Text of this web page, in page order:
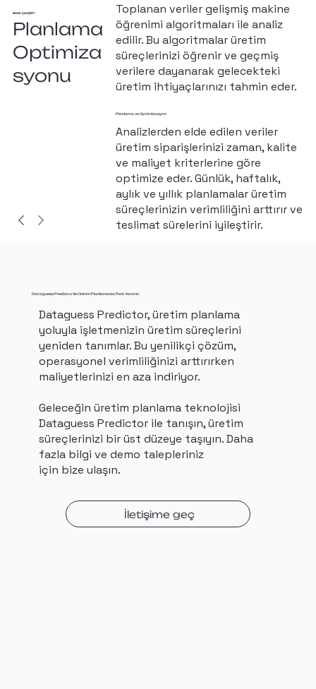
Toplanan veriler gelişmiş makine
öğrenimi algoritmaları ile analiz
edilir. Bu algoritmalar üretim
süreçlerinizi öğrenir ve geçmiş
verilere dayanarak gelecekteki
üretim ihtiyaçlarınızı tahmin eder.
Planlama ve Optimizasyon
Analizlerden elde edilen veriler
üretim siparişlerinizi zaman, kalite
ve maliyet kriterlerine göre
optimize eder. Günlük, haftalık,
aylık ve yıllık planlamalar üretim
süreçlerinizin verimliliğini arttırır ve
teslimat sürelerini iyileştirir.
NASIL ÇALIŞIR?
Planlama
Optimiza
syonu
Dataguess Predictor ile Üretim Planlamada Fark Yaratın
Dataguess Predictor, üretim planlama
yoluyla işletmenizin üretim süreçlerini
yeniden tanımlar. Bu yenilikçi çözüm,
operasyonel verimliliğinizi arttırırken
maliyetlerinizi en aza indiriyor.
Geleceğin üretim planlama teknolojisi
Dataguess Predictor ile tanışın, üretim
süreçlerinizi bir üst düzeye taşıyın. Daha
fazla bilgi ve demo talepleriniz
için bize ulaşın.
İletişime geç